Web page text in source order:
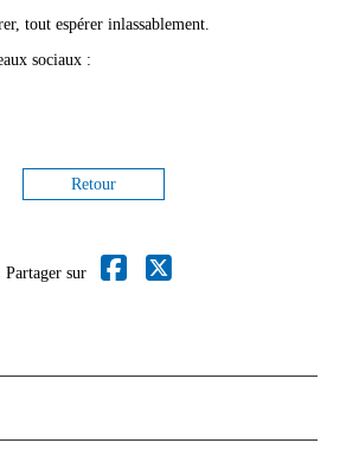
tout espérer inlassablement.
sociaux :
Retour
Partager sur